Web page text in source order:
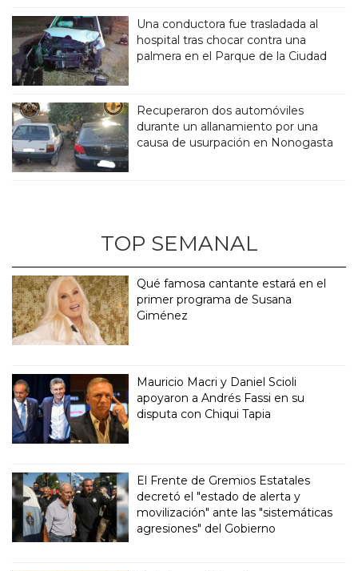
Una conductora fue trasladada al
hospital tras chocar contra una
palmera en el Parque de la Ciudad
Recuperaron dos automóviles
durante un allanamiento por una
causa de usurpación en Nonogasta
TOP SEMANAL
Qué famosa cantante estará en el
primer programa de Susana
Giménez
Mauricio Macri y Daniel Scioli
apoyaron a Andrés Fassi en su
disputa con Chiqui Tapia
El Frente de Gremios Estatales
decretó el "estado de alerta y
movilización" ante las "sistemáticas
agresiones" del Gobierno